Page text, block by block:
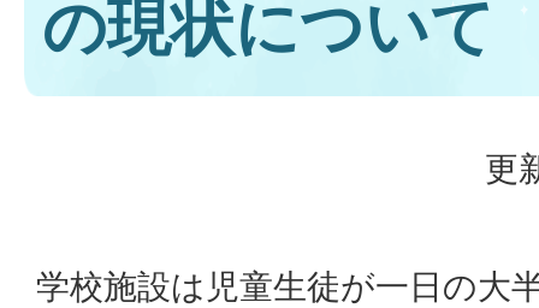
の現状について
更
学校施設は児童生徒が一日の大